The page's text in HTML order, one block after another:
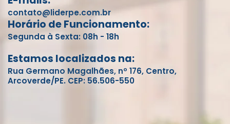
contato@liderpe.com.br
Horário de Funcionamento:
Segunda à Sexta: 08h - 18h
Estamos localizados na:
Rua Germano Magalhães, nº 176, Centro,
Arcoverde/PE. CEP: 56.506-550